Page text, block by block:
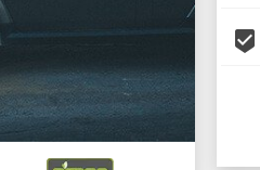
beenhere